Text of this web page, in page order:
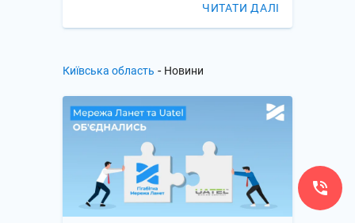
ЧИТАТИ ДАЛІ
Київська область - Новини